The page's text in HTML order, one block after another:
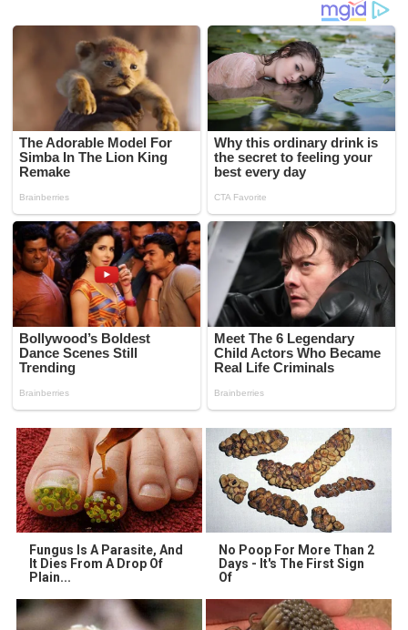
Fungus Is A Parasite, And
It Dies From A Drop Of
Plain...
No Poop For More Than 2
Days - It's The First Sign
Of